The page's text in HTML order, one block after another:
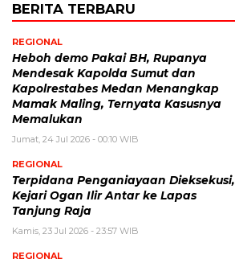
BERITA TERBARU
REGIONAL
Heboh demo Pakai BH, Rupanya
Mendesak Kapolda Sumut dan
Kapolrestabes Medan Menangkap
Mamak Maling, Ternyata Kasusnya
Memalukan
Jumat, 24 Jul 2026 - 00:10 WIB
REGIONAL
Terpidana Penganiayaan Dieksekusi,
Kejari Ogan Ilir Antar ke Lapas
Tanjung Raja
Kamis, 23 Jul 2026 - 23:57 WIB
REGIONAL